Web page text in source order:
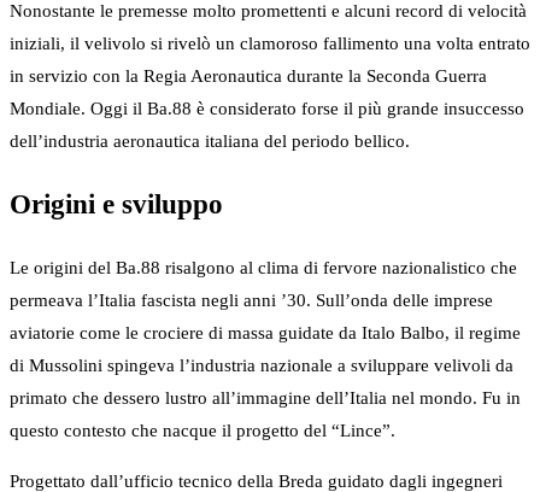
Nonostante le premesse molto promettenti e alcuni record di velocità
iniziali, il velivolo si rivelò un clamoroso fallimento una volta entrato
in servizio con la Regia Aeronautica durante la Seconda Guerra
Mondiale. Oggi il Ba.88 è considerato forse il più grande insuccesso
dell’industria aeronautica italiana del periodo bellico.
Origini e sviluppo
Le origini del Ba.88 risalgono al clima di fervore nazionalistico che
permeava l’Italia fascista negli anni ’30. Sull’onda delle imprese
aviatorie come le crociere di massa guidate da Italo Balbo, il regime
di Mussolini spingeva l’industria nazionale a sviluppare velivoli da
primato che dessero lustro all’immagine dell’Italia nel mondo. Fu in
questo contesto che nacque il progetto del “Lince”.
Progettato dall’ufficio tecnico della Breda guidato dagli ingegneri